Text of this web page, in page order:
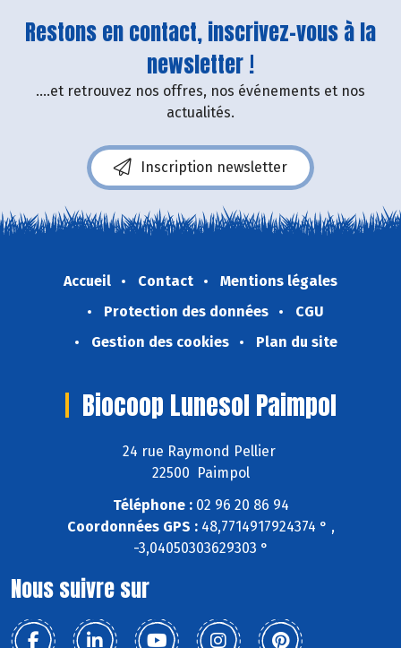
Restons en contact, inscrivez-vous à la
newsletter !
....et retrouvez nos offres, nos événements et nos
actualités.
Inscription newsletter
Accueil Contact
Mentions légales
Protection des données
CGU
Gestion des cookies
Plan du site
Biocoop Lunesol Paimpol
24 rue Raymond Pellier
22500 Paimpol
Téléphone :02 96 20 86 94
Coordonnées GPS :48,7714917924374 ° ,
-3,04050303629303 °
Nous suivre sur